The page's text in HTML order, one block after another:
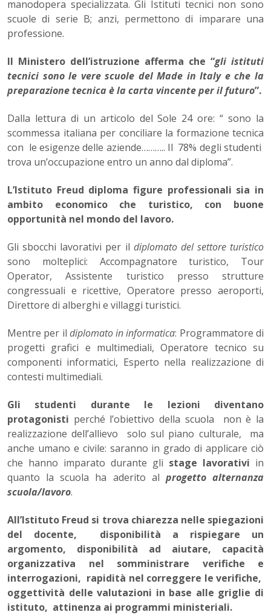
manodopera specializzata. Gli Istituti tecnici non sono
scuole di serie B; anzi, permettono di imparare una
professione.
Il Ministero dell’istruzione afferma che “gli istituti
tecnici sono le vere scuole del Made in Italy e che la
preparazione tecnica è la carta vincente per il futuro”.
Dalla lettura di un articolo del Sole 24 ore: “ sono la
scommessa italiana per conciliare la formazione tecnica
con le esigenze delle aziende……….. Il 78% degli studenti
trova un’occupazione entro un anno dal diploma”.
L’Istituto Freud diploma figure professionali sia in
ambito economico che turistico, con buone
opportunità nel mondo del lavoro.
Gli sbocchi lavorativi per il diplomato del settore turistico
sono molteplici: Accompagnatore turistico, Tour
Operator, Assistente turistico presso strutture
congressuali e ricettive, Operatore presso aeroporti,
Direttore di alberghi e villaggi turistici.
Mentre per il diplomato in informatica: Programmatore di
progetti grafici e multimediali, Operatore tecnico su
componenti informatici, Esperto nella realizzazione di
contesti multimediali.
Gli studenti durante le lezioni diventano
protagonisti perché l’obiettivo della scuola non è la
realizzazione dell’allievo solo sul piano culturale, ma
anche umano e civile: saranno in grado di applicare ciò
che hanno imparato durante gli stage lavorativi in
quanto la scuola ha aderito al progetto alternanza
scuola/lavoro.
All’Istituto Freud si trova chiarezza nelle spiegazioni
del docente, disponibilità a rispiegare un
argomento, disponibilità ad aiutare, capacità
organizzativa nel somministrare verifiche e
interrogazioni, rapidità nel correggere le verifiche,
oggettività delle valutazioni in base alle griglie di
istituto, attinenza ai programmi ministeriali.